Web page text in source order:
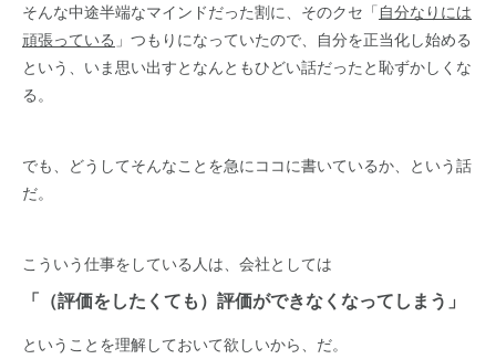
そんな中途半端なマインドだった割に、そのクセ「自分なりには
頑張っている 」つもりになっていたので、自分を正当化し始める
という、いま思い出すとなんともひどい話だったと恥ずかしくな
る。
でも、どうしてそんなことを急にココに書いているか、という話
だ。
こういう仕事をしている人は、会社としては
「（評価をしたくても）評価ができなくなってしまう」
ということを理解しておいて欲しいから、だ。